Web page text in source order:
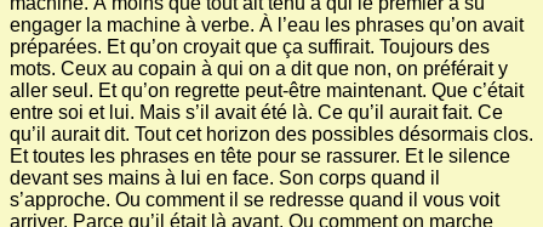
engager la machine à verbe. À l’eau les phrases qu’on avait
préparées. Et qu’on croyait que ça suffirait. Toujours des
mots. Ceux au copain à qui on a dit que non, on préférait y
aller seul. Et qu’on regrette peut-être maintenant. Que c’était
entre soi et lui. Mais s’il avait été là. Ce qu’il aurait fait. Ce
qu’il aurait dit. Tout cet horizon des possibles désormais clos.
Et toutes les phrases en tête pour se rassurer. Et le silence
devant ses mains à lui en face. Son corps quand il
s’approche. Ou comment il se redresse quand il vous voit
arriver. Parce qu’il était là avant. Ou comment on marche